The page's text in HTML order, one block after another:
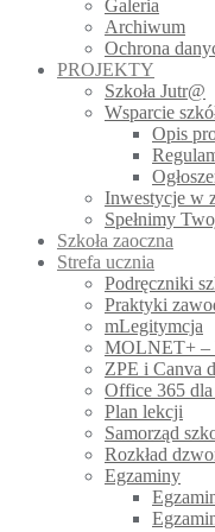
Galeria
Archiwum
Ochrona
PROJEKTY
Szkoła Jutr@
Wsparcie
Opis
Inwestycje w
Spełnimy
Szkoła zaoczna
Strefa ucznia
Podręczniki
Praktyki
mLegitymcja
MOLNET+ –
ZPE i Canva
Office 365
Plan lekcji
Samorząd
Rozkład
Egzaminy